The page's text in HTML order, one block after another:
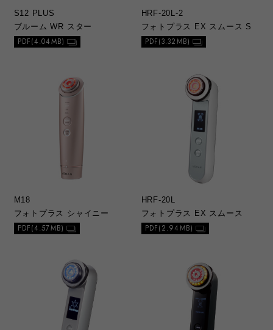
S12 PLUS
ブルーム WR スター
PDF(4.04MB)
HRF-20L-2
フォトプラス EX スムース S
PDF(3.32MB)
M18
フォトプラス シャイニー
PDF(4.57MB)
HRF-20L
フォトプラス EX スムース
PDF(2.94MB)